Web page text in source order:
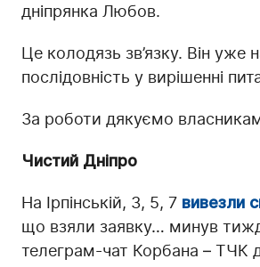
дніпрянка Любов.
Це колодязь зв’язку. Він
послідовність у вирішенні
За роботи дякуємо
Чистий Дніпро
На Ірпінській, 3, 5, 7 вивезли
що взяли заявку… минув
телеграм-чат Корбана – ТЧК